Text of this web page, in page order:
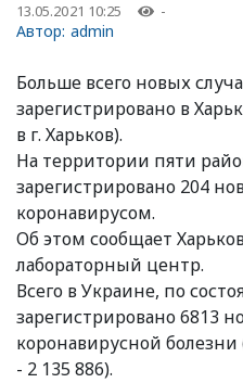
13.05.2021 10:25 -
Автор: admin
Больше всего новых
зарегистрировано в
в г. Харьков).
На территории пяти
зарегистрировано 204
коронавирусом.
Об этом сообщает
лабораторный центр.
Всего в Украине, по
зарегистрировано 6813
коронавирусной
- 2 135 886).